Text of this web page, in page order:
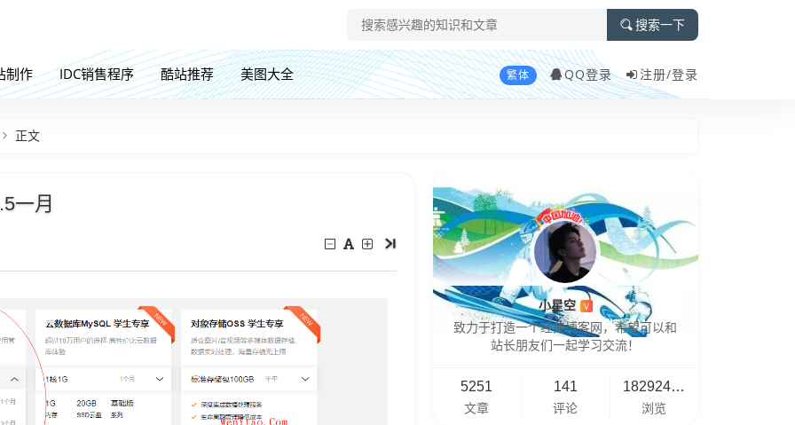
搜索一下
制作 IDC销售程序 酷站推荐 美图大全 繁体 QQ登录 注册/登录
正文
一月
小星空 V
致力于打造一个经典博客网，希望可以和
站长朋友们一起学习交流！
5251
文章
141
评论
18292461
浏览